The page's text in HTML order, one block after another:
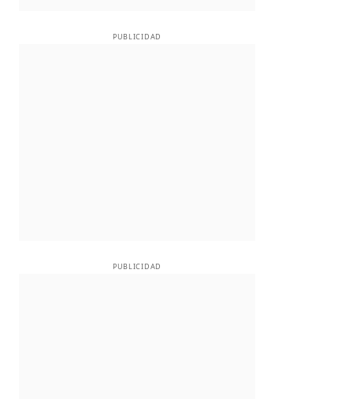
PUBLICIDAD
PUBLICIDAD